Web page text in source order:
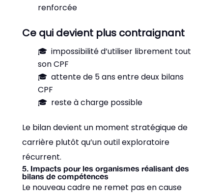
renforcée
Ce qui devient plus contraignant
impossibilité d’utiliser librement tout
son CPF
attente de 5 ans entre deux bilans
CPF
reste à charge possible
Le bilan devient un moment stratégique de
carrière plutôt qu’un outil exploratoire
récurrent.
5. Impacts pour les organismes réalisant des
bilans de compétences
Le nouveau cadre ne remet pas en cause